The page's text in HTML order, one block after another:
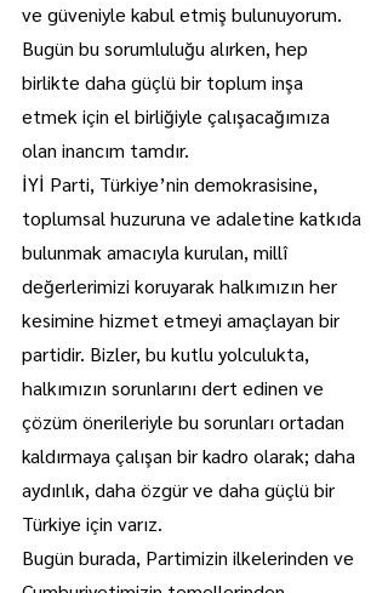
ve güveniyle kabul etmiş bulunuyorum.
Bugün bu sorumluluğu alırken, hep
birlikte daha güçlü bir toplum inşa
etmek için el birliğiyle çalışacağımıza
olan inancım tamdır.
İYİ Parti, Türkiye’nin demokrasisine,
toplumsal huzuruna ve adaletine katkıda
bulunmak amacıyla kurulan, millî
değerlerimizi koruyarak halkımızın her
kesimine hizmet etmeyi amaçlayan bir
partidir. Bizler, bu kutlu yolculukta,
halkımızın sorunlarını dert edinen ve
çözüm önerileriyle bu sorunları ortadan
kaldırmaya çalışan bir kadro olarak; daha
aydınlık, daha özgür ve daha güçlü bir
Türkiye için varız.
Bugün burada, Partimizin ilkelerinden ve